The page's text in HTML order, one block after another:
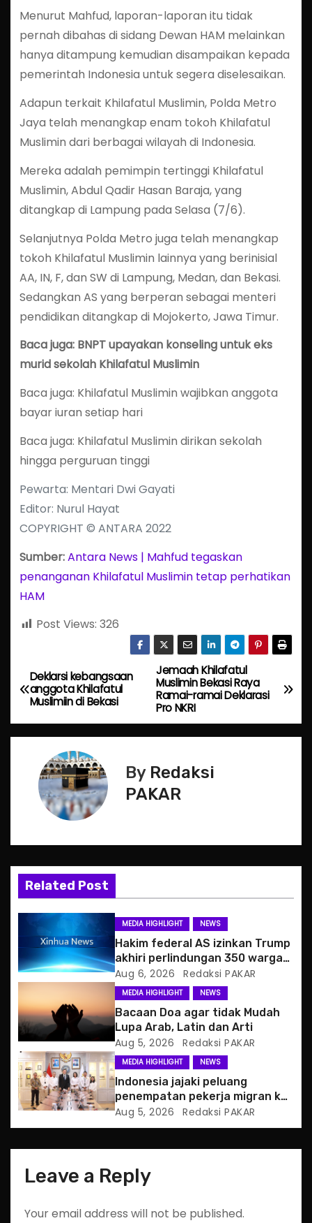
Menurut Mahfud, laporan-laporan itu tidak
pernah dibahas di sidang Dewan HAM melainkan
hanya ditampung kemudian disampaikan kepada
pemerintah Indonesia untuk segera diselesaikan.
Adapun terkait Khilafatul Muslimin, Polda Metro
Jaya telah menangkap enam tokoh Khilafatul
Muslimin dari berbagai wilayah di Indonesia.
Mereka adalah pemimpin tertinggi Khilafatul
Muslimin, Abdul Qadir Hasan Baraja, yang
ditangkap di Lampung pada Selasa (7/6).
Selanjutnya Polda Metro juga telah menangkap
tokoh Khilafatul Muslimin lainnya yang berinisial
AA, IN, F, dan SW di Lampung, Medan, dan Bekasi.
Sedangkan AS yang berperan sebagai menteri
pendidikan ditangkap di Mojokerto, Jawa Timur.
Baca juga: BNPT upayakan konseling untuk eks
murid sekolah Khilafatul Muslimin
Baca juga: Khilafatul Muslimin wajibkan anggota
bayar iuran setiap hari
Baca juga: Khilafatul Muslimin dirikan sekolah
hingga perguruan tinggi
Pewarta: Mentari Dwi Gayati
Editor: Nurul Hayat
COPYRIGHT © ANTARA 2022
Sumber:Antara News | Mahfud tegaskan
penanganan Khilafatul Muslimin tetap perhatikan
HAM
Post Views: 326
P
o
s
v
g
a
t
i
o
n
Jemaah Khilafatul
Muslimin Bekasi Raya
Ramai-ramai Deklarasi
Pro NKRI
Deklarsi kebangsaan
anggota Khilafatul
Muslimiin di Bekasi
By Redaksi
PAKAR
Related Post
MEDIA HIGHLIGHT NEWS
Hakim federal AS izinkan Trump
akhiri perlindungan 350 warga
Haiti
Aug 6, 2026 Redaksi PAKAR
MEDIA HIGHLIGHT NEWS
Bacaan Doa agar tidak Mudah
Lupa Arab, Latin dan Arti
Aug 5, 2026 Redaksi PAKAR
MEDIA HIGHLIGHT NEWS
Indonesia jajaki peluang
penempatan pekerja migran ke
Slowakia
Aug 5, 2026 Redaksi PAKAR
Leave a Reply
Your email address will not be published.